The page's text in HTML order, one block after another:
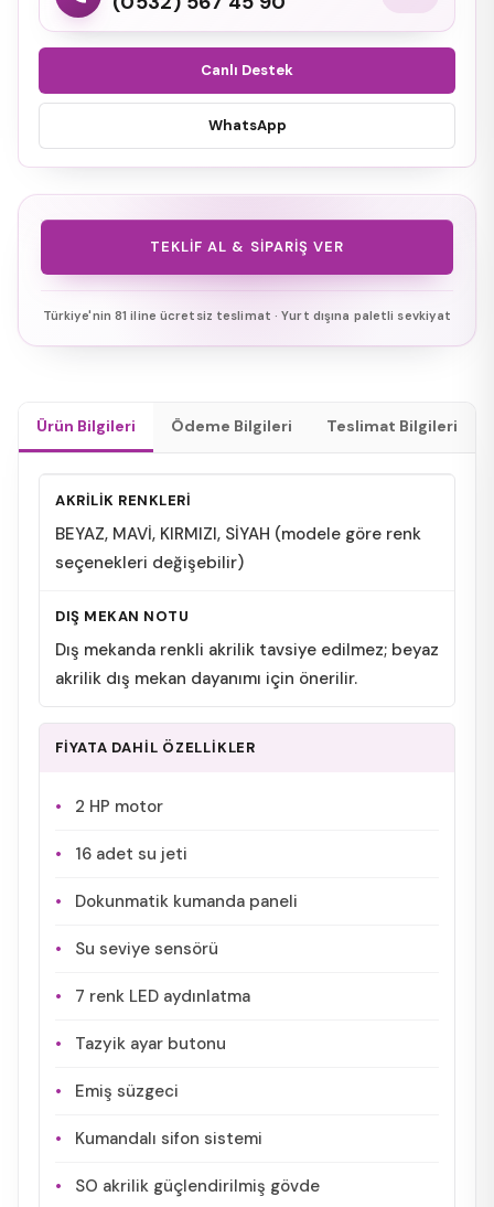
Canlı Destek
WhatsApp
TEKLIF AL & SIPARIŞ VER
Türkiye'nin 81 iline ücretsiz teslimat · Yurt dışına paletli sevkiyat
Ürün Bilgileri Ödeme Bilgileri Teslimat Bilgileri
AKRİLİK RENKLERİ
BEYAZ, MAVİ, KIRMIZI, SİYAH (modele göre renk
seçenekleri değişebilir)
DIŞ MEKAN NOTU
Dış mekanda renkli akrilik tavsiye edilmez; beyaz
akrilik dış mekan dayanımı için önerilir.
FİYATA DAHİL ÖZELLİKLER
2 HP motor
16 adet su jeti
Dokunmatik kumanda paneli
Su seviye sensörü
7 renk LED aydınlatma
Tazyik ayar butonu
Emiş süzgeci
Kumandalı sifon sistemi
SO akrilik güçlendirilmiş gövde